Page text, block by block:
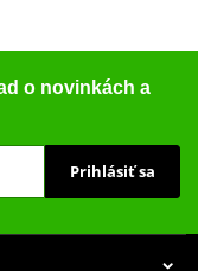
o novinkách a
Prihlásiť sa